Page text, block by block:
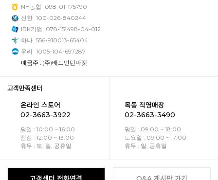
NH농협
098-01-175790
신한 100-026-840244
IBK기업
078-151498-04-012
하나 556-910013-65404
우리 1005-104-697287
예금주 : (주)배드민턴마켓
고객만족센터
온라인 스토어
02-3663-3922
평일 : 10:00 ~ 16:00
점심 : 12:00 ~ 13:00
휴무 : 토, 일, 공휴일
목동 직영매장
02-3663-3490
평일 : 09:00 ~ 18:00
토요일 : 09:00 ~ 17:00
휴무 : 일, 공휴일